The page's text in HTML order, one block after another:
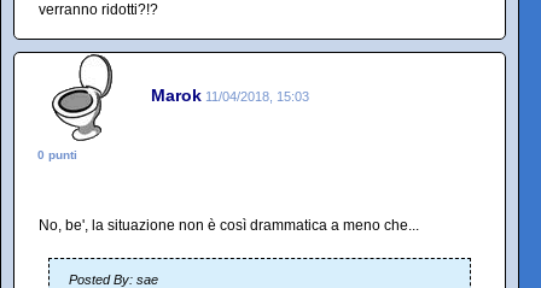
verranno ridotti?!?
Marok 11/04/2018, 15:03
0 punti
No, be', la situazione non è così drammatica a meno che...
Posted By: sae